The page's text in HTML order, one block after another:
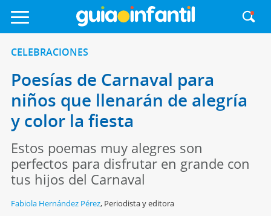
CELEBRACIONES
Poesías de Carnaval para
niños que llenarán de alegría
y color la fiesta
Estos poemas muy alegres son
perfectos para disfrutar en grande con
tus hijos del Carnaval
Fabiola Hernández Pérez, Periodista y editora